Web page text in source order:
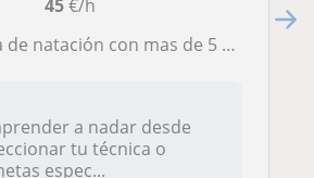
45€/h
con mas de 5 años de experiencia
a nadar desde
tu técnica o
espec...